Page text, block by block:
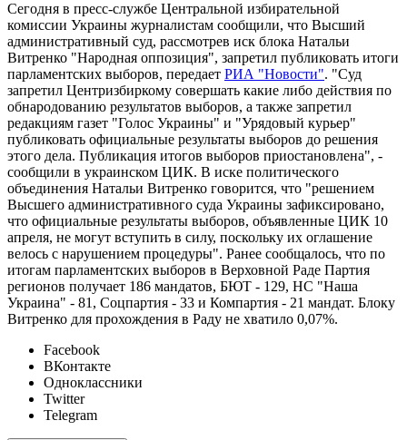
Сегодня в пресс-службе Центральной избирательной
комиссии Украины журналистам сообщили, что Высший
административный суд, рассмотрев иск блока Натальи
Витренко "Народная оппозиция", запретил публиковать итоги
парламентских выборов, передает РИА "Новости". "Суд
запретил Центризбиркому совершать какие либо действия по
обнародованию результатов выборов, а также запретил
редакциям газет "Голос Украины" и "Урядовый курьер"
публиковать официальные результаты выборов до решения
этого дела. Публикация итогов выборов приостановлена", -
сообщили в украинском ЦИК. В иске политического
объединения Натальи Витренко говорится, что "решением
Высшего административного суда Украины зафиксировано,
что официальные результаты выборов, объявленные ЦИК 10
апреля, не могут вступить в силу, поскольку их оглашение
велось с нарушением процедуры". Ранее сообщалось, что по
итогам парламентских выборов в Верховной Раде Партия
регионов получает 186 мандатов, БЮТ - 129, НС "Наша
Украина" - 81, Соцпартия - 33 и Компартия - 21 мандат. Блоку
Витренко для прохождения в Раду не хватило 0,07%.
Facebook
ВКонтакте
Одноклассники
Twitter
Telegram